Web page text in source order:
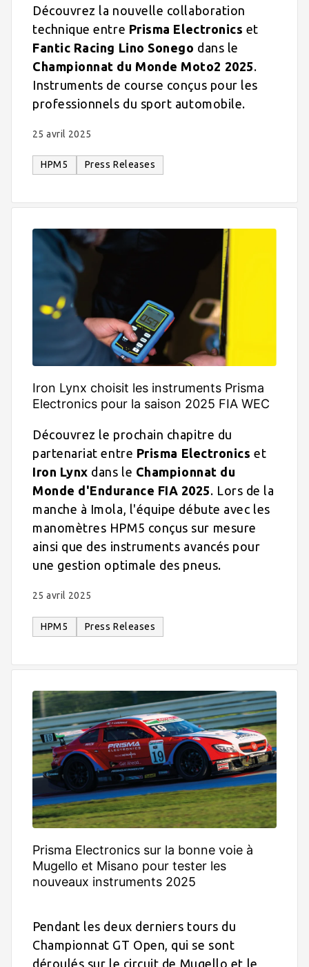
Découvrez la nouvelle collaboration
technique entre Prisma Electronics et
Fantic Racing Lino Sonego dans le
Championnat du Monde Moto2 2025.
Instruments de course conçus pour les
professionnels du sport automobile.
25 avril 2025
HPM5 Press Releases
Iron Lynx choisit les instruments Prisma
Electronics pour la saison 2025 FIA WEC
Découvrez le prochain chapitre du
partenariat entre Prisma Electronics et
Iron Lynx dans le Championnat du
Monde d'Endurance FIA 2025. Lors de la
manche à Imola, l'équipe débute avec les
manomètres HPM5 conçus sur mesure
ainsi que des instruments avancés pour
une gestion optimale des pneus.
25 avril 2025
HPM5 Press Releases
Prisma Electronics sur la bonne voie à
Mugello et Misano pour tester les
nouveaux instruments 2025
Pendant les deux derniers tours du
Championnat GT Open, qui se sont
déroulés sur le circuit de Mugello et le